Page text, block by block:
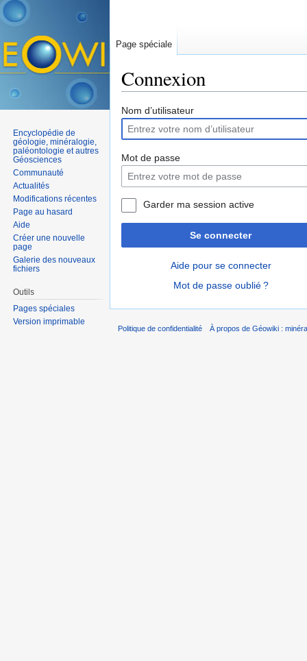
Connexion
Nom d’utilisateur
Mot de passe
Garder ma session active
Se connecter
Aide pour se connecter
Mot de passe oublié ?
Page spéciale
Encyclopédie de
géologie, minéralogie,
paléontologie et autres
Géosciences
Communauté
Actualités
Modifications récentes
Page au hasard
Aide
Créer une nouvelle
page
Galerie des nouveaux
fichiers
Outils
Pages spéciales
Version imprimable
Politique de confidentialité À propos de Géowiki :